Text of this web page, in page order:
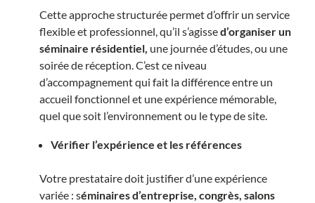
Cette approche structurée permet d’offrir un service
flexible et professionnel, qu’il s’agissed’organiser un
séminaire résidentiel, une journée d’études, ou une
soirée de réception. C’est ce niveau
d’accompagnement qui fait la différence entre un
accueil fonctionnel et une expérience mémorable,
quel que soit l’environnement ou le type de site.
Vérifier l’expérience et les références
Votre prestataire doit justifier d’une expérience
variée : séminaires d’entreprise, congrès, salons